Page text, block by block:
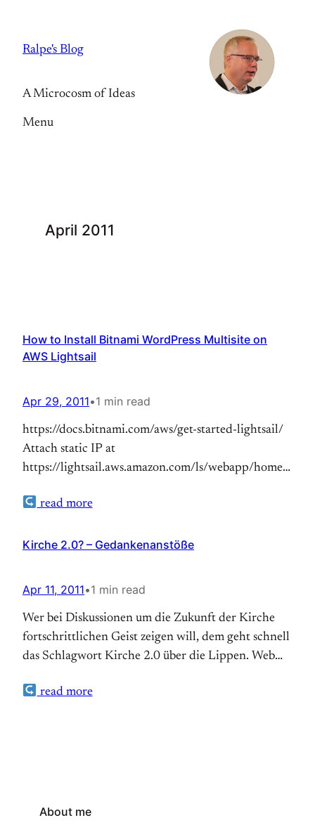
content
Ralpe's Blog
A Microcosm of Ideas
Menu
April 2011
How to Install Bitnami WordPress Multisite on
AWS Lightsail
Apr 29, 2011•1 min read
https://docs.bitnami.com/aws/get-started-lightsail/
Attach static IP at
https://lightsail.aws.amazon.com/ls/webapp/home/
retrieve password see again:
Update plug-ins and WordPress Create snapshot
Configuration of WordPress:
https://docs.bitnami.com/general/apps/wordpress-
multisite/configuration/configure-wordpress-
multisite/ Add SSL encryption:
center/linux-lightsail-ssl-bitnami/
read more
Kirche 2.0? – Gedankenanstöße
Apr 11, 2011•1 min read
Wer bei Diskussionen um die Zukunft der Kirche
fortschrittlichen Geist zeigen will, dem geht schnell
das Schlagwort Kirche 2.0 über die Lippen. Web
Gedankenanstöße zum Einsatz von Social Media in
read more
About me